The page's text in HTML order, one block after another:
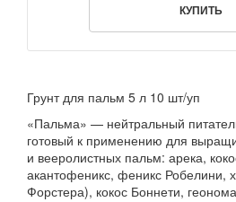
КУПИТЬ
Грунт для пальм 5 л 10 шт/уп
«Пальма» — нейтральный
готовый к применению для
и вееролистных пальм: арека,
акантофеникс, феникс Робелини,
Форстера), кокос Боннети,